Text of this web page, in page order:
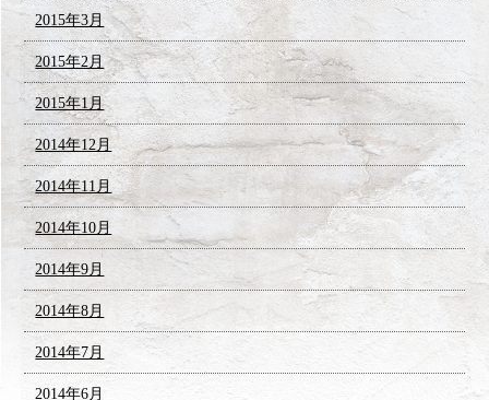
2015年3月
2015年2月
2015年1月
2014年12月
2014年11月
2014年10月
2014年9月
2014年8月
2014年7月
2014年6月